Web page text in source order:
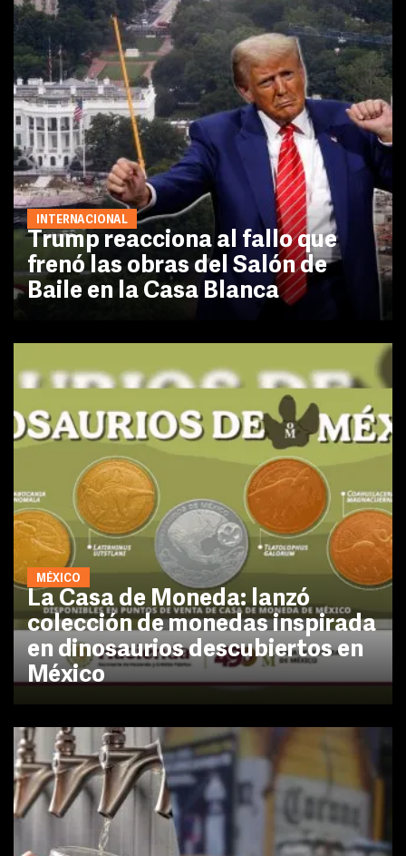
INTERNACIONAL
Trump reacciona al fallo que
frenó las obras del Salón de
Baile en la Casa Blanca
MÉXICO
La Casa de Moneda: lanzó
colección de monedas inspirada
en dinosaurios descubiertos en
México